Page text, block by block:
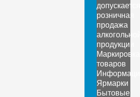
допускается
розничная
продажа
продукции
Маркировка
товаров
Ярмарки
Бытовые